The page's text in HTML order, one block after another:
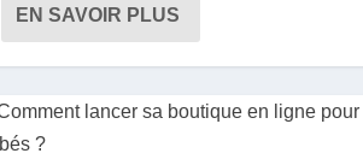
EN SAVOIR PLUS